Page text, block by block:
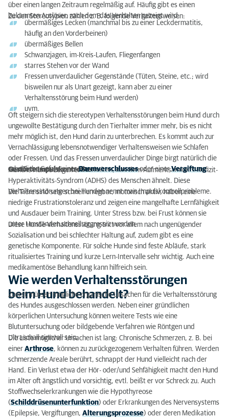
über einen langen Zeitraum regelmäßig auf. Häufig gibt es einen
bekannten Auslöser, nach dem das Verhalten gezeigt wird.
Zu den Stereotypien zählen z. B. folgende Verhaltensweisen:
übermäßiges Lecken (manchmal bis zu einer Leckdermatitis,
häufig an den Vorderbeinen)
übermäßiges Bellen
Schwanzjagen, im-Kreis-Laufen, Fliegenfangen
starres Stehen vor der Wand
Fressen unverdaulicher Gegenstände (Tüten, Steine, etc.; wird
bisweilen nur als Unart gezeigt, kann aber zu einer
Verhaltensstörung beim Hund werden)
uvm.
Oft steigern sich die stereotypen Verhaltensstörungen beim Hund durch
ungewollte Bestätigung durch den Tierhalter immer mehr, bis es nicht
mehr möglich ist, den Hund darin zu unterbrechen. Es kommt auch zur
Vernachlässigung lebensnotwendiger Verhaltensweisen wie Schlafen
oder Fressen. Und das Fressen unverdaulicher Dinge birgt natürlich die
erhebliche Gefahr einesDarmverschlussesoder einerVergiftung.
Gestörte Impulskontrolle:
Manche Hunde zeigen ein Verhalten, das dem Aufmerksamkeits-Defizit-
Hyperaktivitäts-Syndrom (ADHS) des Menschen ähnelt. Diese
Verhaltensstörungen bei Hunden nennt man Impulskontrollprobleme.
Die Tiere sind sehr schnell erregbar, motorisch aktiv, haben eine
niedrige Frustrationstoleranz und zeigen eine mangelhafte Lernfähigkeit
und Ausdauer beim Training. Unter Stress bzw. bei Frust können sie
unter Umständen schnell aggressiv werden.
Diese Hunde-Verhaltensstörung tritt vor allem nach ungenügender
Sozialisation und bei schlechter Haltung auf, zudem gibt es eine
genetische Komponente. Für solche Hunde sind feste Abläufe, stark
ritualisiertes Training und kurze Lern-Intervalle sehr wichtig. Auch eine
medikamentöse Behandlung kann hilfreich sein.
Wie werden Verhaltensstörungen
beim Hund behandelt?
Zuerst müssen mögliche organische Ursachen für die Verhaltensstörung
des Hundes ausgeschlossen werden. Neben einer gründlichen
körperlichen Untersuchung können weitere Tests wie eine
Blutuntersuchung oder bildgebende Verfahren wie Röntgen und
Ultraschall sinnvoll sein.
Die Liste möglicher Ursachen ist lang: Chronische Schmerzen, z. B. bei
einer Arthrose, können zu zurückgezogenem Verhalten führen. Werden
schmerzende Areale berührt, schnappt der Hund vielleicht nach der
Hand. Ein Verlust etwa der Hör- oder/und Sehfähigkeit macht den Hund
im Alter oft ängstlich und vorsichtig, evtl. beißt er vor Schreck zu. Auch
Stoffwechselerkrankungen wie die Hypothyreose
(Schilddrüsenunterfunktion) oder Erkrankungen des Nervensystems
(Epilepsie, Vergiftungen, Alterungsprozesse) oder deren Medikation